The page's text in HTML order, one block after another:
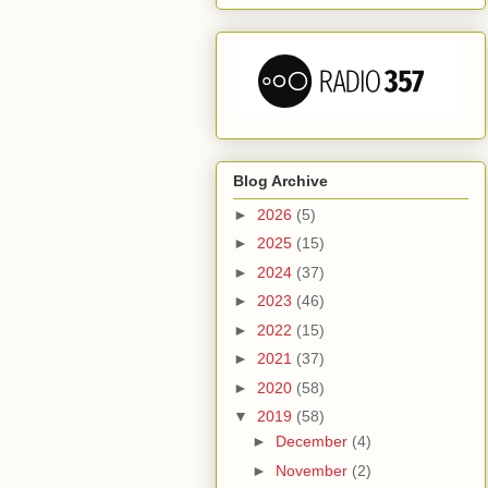
Blog Archive
► 2026 (5)
► 2025 (15)
► 2024 (37)
► 2023 (46)
► 2022 (15)
► 2021 (37)
► 2020 (58)
▼ 2019 (58)
► December (4)
► November (2)